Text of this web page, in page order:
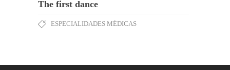
The first dance
ESPECIALIDADES MÉDICAS